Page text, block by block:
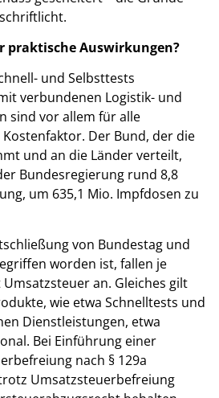
praktische Auswirkungen?
und Selbsttests
verbundenen Logistik- und
sind vor allem für alle
Der Bund, der die
und an die Länder verteilt,
Bundesregierung rund 8,8
um 635,1 Mio. Impfdosen zu
von Bundestag und
worden ist, fallen je
an. Gleiches gilt
wie etwa Schnelltests und
Dienstleistungen, etwa
Bei Einführung einer
nach § 129a
Umsatzsteuerbefreiung